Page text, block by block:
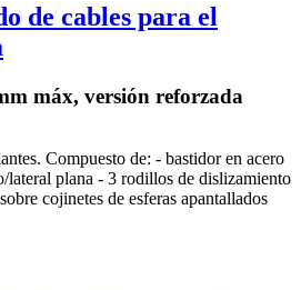
de cables para el
máx, versión reforzada
Compuesto de: - bastidor en acero
lateral plana - 3 rodillos de dislizamiento
cojinetes de esferas apantallados